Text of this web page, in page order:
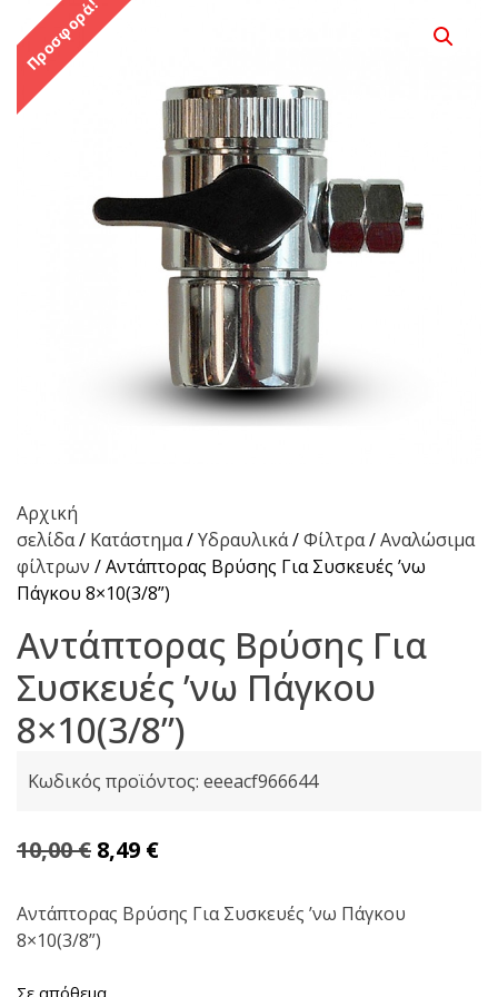
Προσφορά!
Αρχική
σελίδα/ Κατάστημα/Υδραυλικά/Φίλτρα/Αναλώσιμα
φίλτρων / Αντάπτορας Βρύσης Για Συσκευές ʼνω
Πάγκου 8×10(3/8”)
Αντάπτορας Βρύσης Για
Συσκευές ʼνω Πάγκου
8×10(3/8”)
Κωδικός προϊόντος: eeeacf966644
10,00€ Original
was:
10,00 €.
8,49 €Η
τιμή
Αντάπτορας Βρύσης Για Συσκευές ʼνω Πάγκου
8×10(3/8”)
Σε απόθεμα